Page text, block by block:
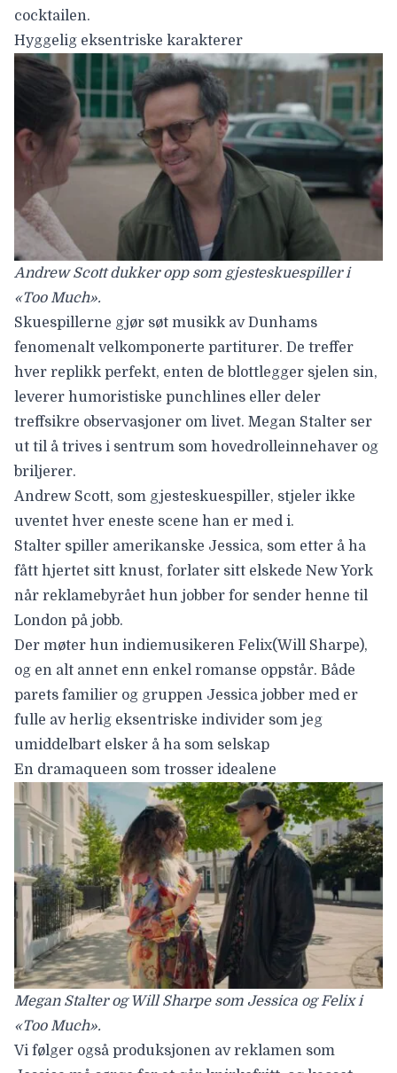
cocktailen.
Hyggelig eksentriske karakterer
Andrew Scott dukker opp som gjesteskuespiller i
«Too Much».
Skuespillerne gjør søt musikk av Dunhams
fenomenalt velkomponerte partiturer. De treffer
hver replikk perfekt, enten de blottlegger sjelen sin,
leverer humoristiske punchlines eller deler
treffsikre observasjoner om livet. Megan Stalter ser
ut til å trives i sentrum som hovedrolleinnehaver og
briljerer.
Andrew Scott, som gjesteskuespiller, stjeler ikke
uventet hver eneste scene han er med i.
Stalter spiller amerikanske Jessica, som etter å ha
fått hjertet sitt knust, forlater sitt elskede New York
når reklamebyrået hun jobber for sender henne til
London på jobb.
Der møter hun indiemusikeren Felix(Will Sharpe),
og en alt annet enn enkel romanse oppstår. Både
parets familier og gruppen Jessica jobber med er
fulle av herlig eksentriske individer som jeg
umiddelbart elsker å ha som selskap
En dramaqueen som trosser idealene
Megan Stalter og Will Sharpe som Jessica og Felix i
«Too Much».
Vi følger også produksjonen av reklamen som